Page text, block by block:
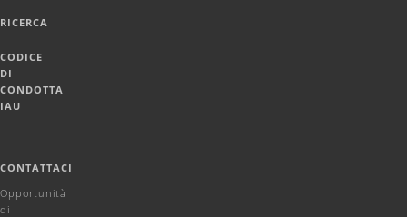
RICERCA
CODICE
DI
CONDOTTA
IAU
CONTATTACI
Opportunità
di